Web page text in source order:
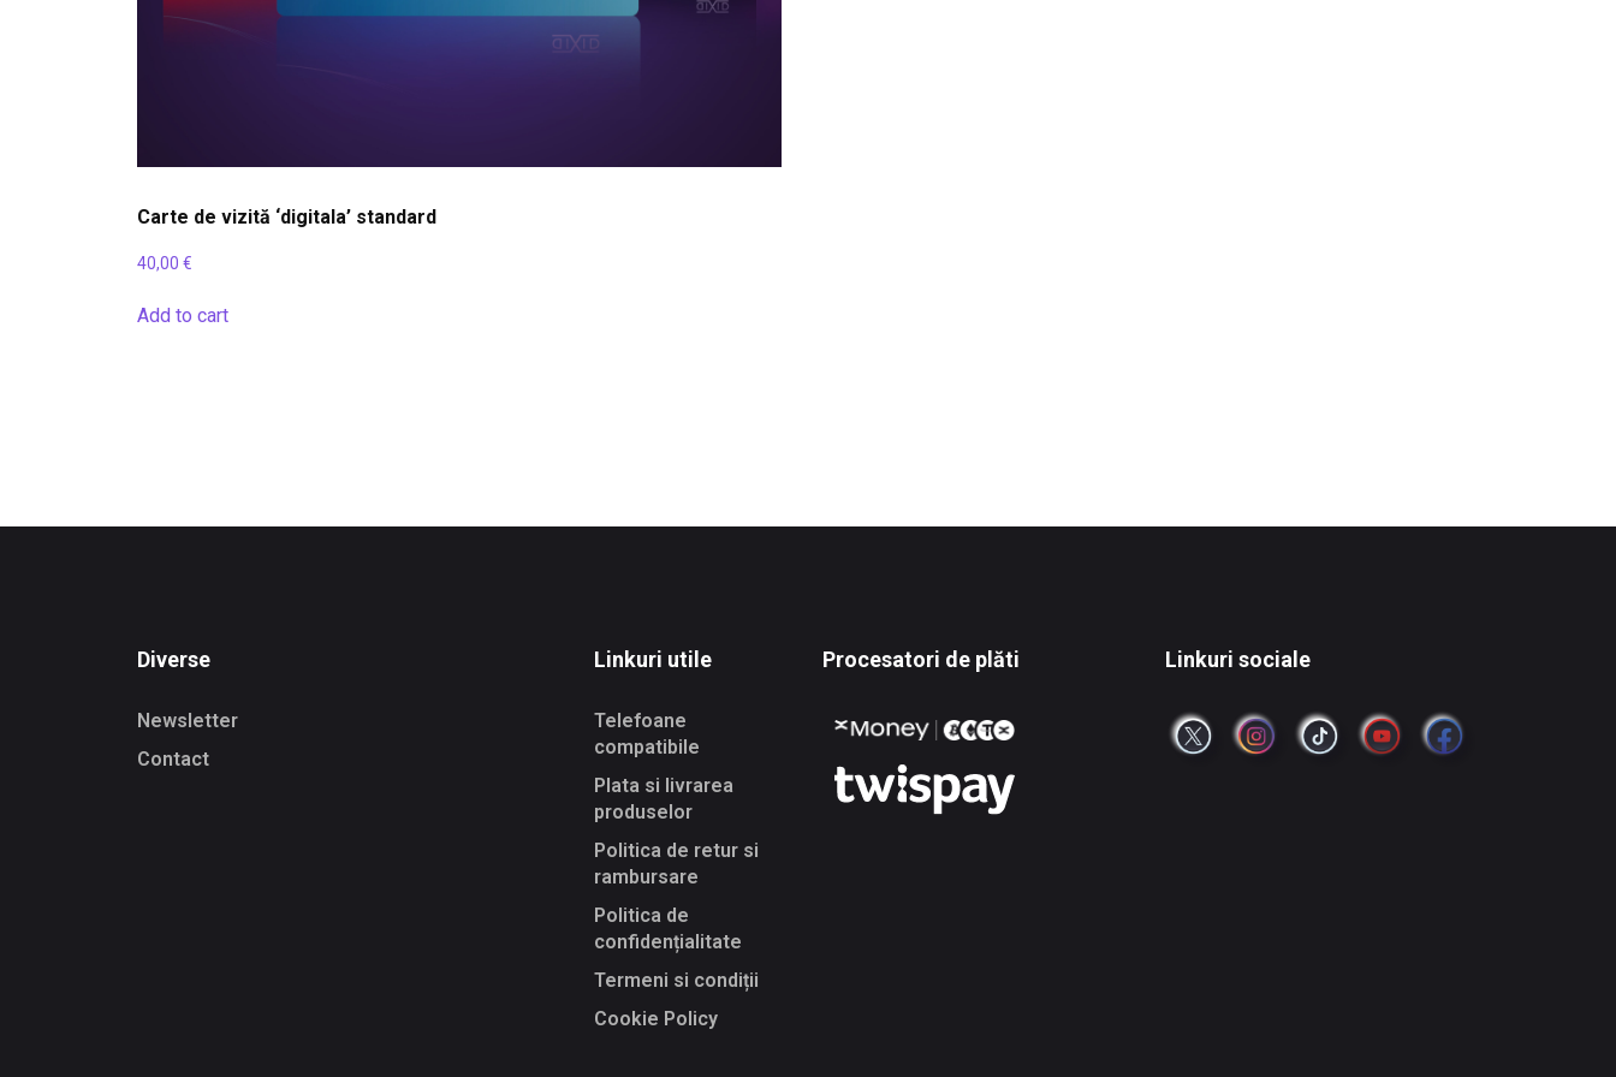
Carte de vizită ‘digitala’ standard
40,00 €
Add to cart
Diverse
Newsletter
Contact
Linkuri utile
Telefoane
compatibile
Plata si livrarea
produselor
Politica de retur si
rambursare
Politica de
confidențialitate
Termeni si condiții
Cookie Policy
Procesatori de plăti Linkuri sociale